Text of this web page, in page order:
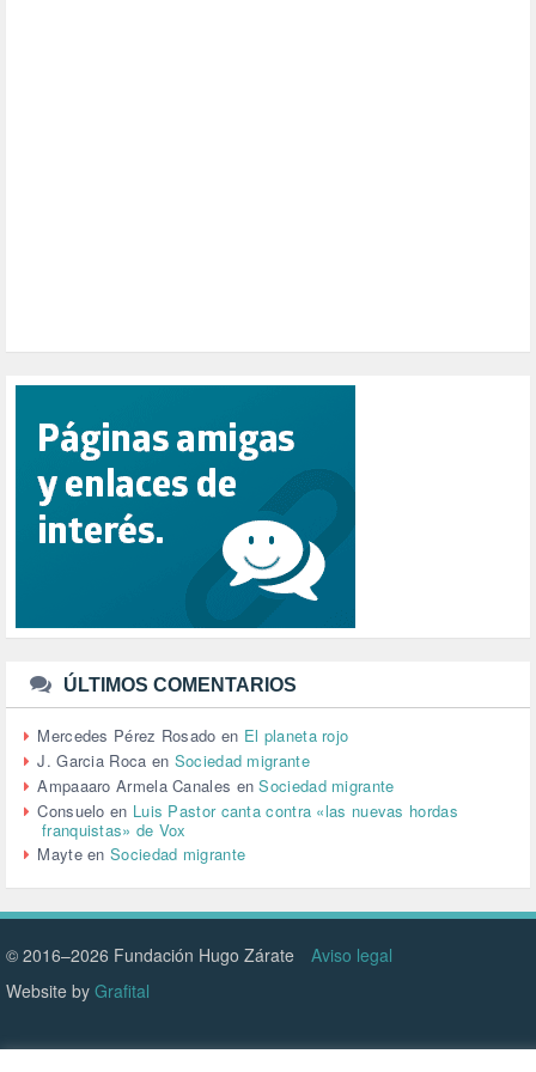
PUERTO DE VALENCIA (1)
RACISMO (1)
RELIGIÓN (114)
REPUBLICA (1)
SALUD (108)
SENSIBILIZACIÓN (576)
SINDICATOS (12)
TTIP (6)
URBANISMO (1)
URBANIZACIÓN (1)
VEJEZ (1)
VENEZUELA (3)
VENEZULA (1)
VIAJES (1)
VIOLENCIA (2)
VIOLENCIA DE GÉNERO (223)
VIVIENDA (9)
VOLODIMIR ZELENSKY (1)
ÚLTIMOS COMENTARIOS
Mercedes Pérez Rosado en El planeta rojo
J. Garcia Roca en Sociedad migrante
Ampaaaro Armela Canales enSociedad migrante
Consuelo en Luis Pastor canta contra «las nuevas hordas
franquistas» de Vox
MayteenSociedad migrante
© 2016–2026 Fundación Hugo Zárate
Aviso legal
Website by Grafital